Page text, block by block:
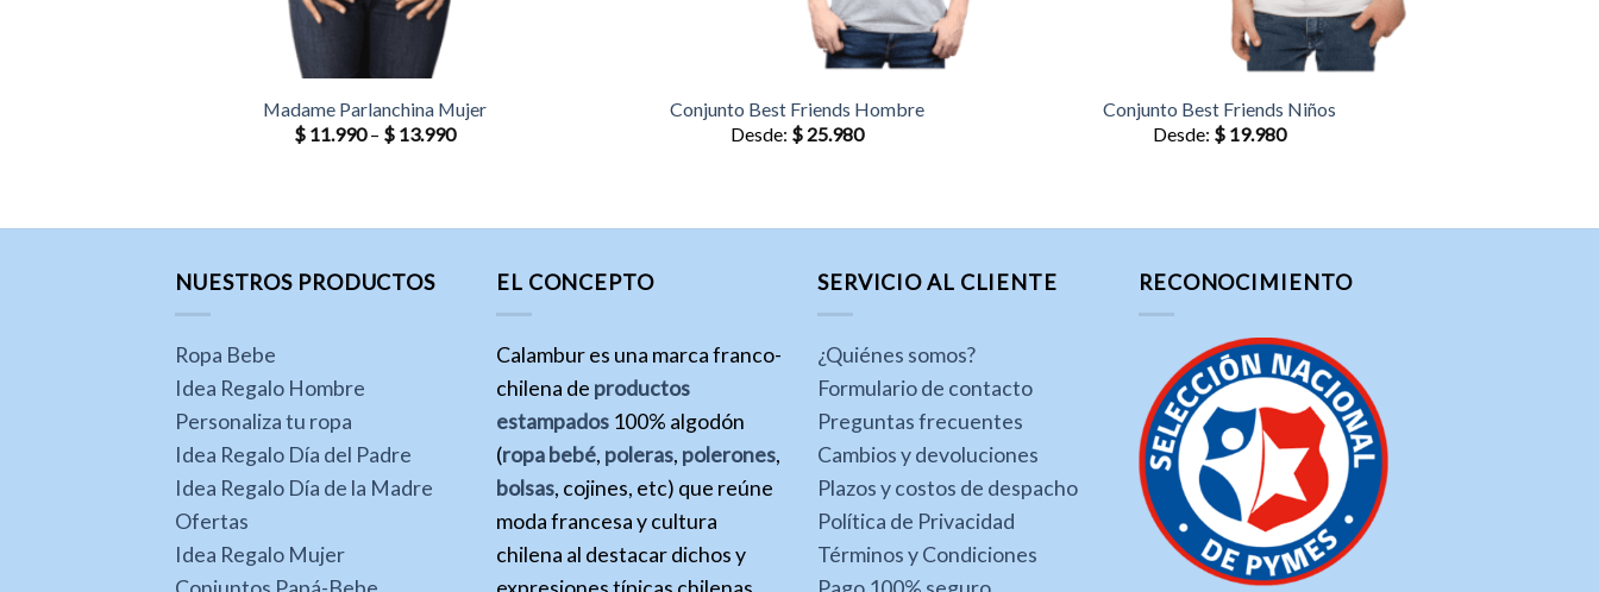
Madame Parlanchina Mujer
$11.990– $13.990
Conjunto Best Friends Hombre
Desde: $25.980
Conjunto Best Friends Niños
Desde: $19.980
NUESTROS PRODUCTOS
Ropa Bebe
Idea Regalo Hombre
Personaliza tu ropa
Idea Regalo Día del Padre
Idea Regalo Día de la Madre
Ofertas
Idea Regalo Mujer
EL CONCEPTO
Calambur es una marca franco-
chilena de productos
estampados 100% algodón
(ropa bebé, poleras, polerones,
bolsas, cojines, etc) que reúne
moda francesa y cultura
chilena al destacar dichos y
SERVICIO AL CLIENTE
¿Quiénes somos?
Formulario de contacto
Preguntas frecuentes
Cambios y devoluciones
Plazos y costos de despacho
Política de Privacidad
Términos y Condiciones
RECONOCIMIENTO